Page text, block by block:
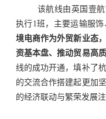
该航线由英国壹
执行1班，主要运输服
境电商作为外贸新业态
资基本盘、推动贸易高
线的成功开通，填补了
的交流合作搭建起更加
的经济联动与繁荣发展